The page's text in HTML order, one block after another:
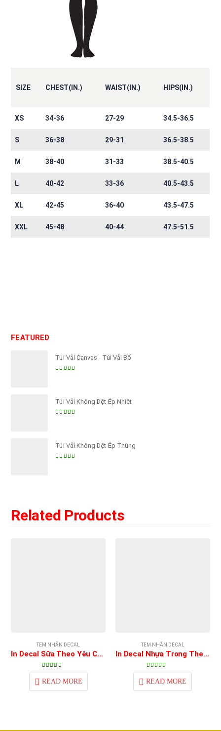
SIZE CHEST(IN.) WAIST(IN.) HIPS(IN.)
XS 34-36 27-29 34.5-36.5
S 36-38 29-31 36.5-38.5
M 38-40 31-33 38.5-40.5
L 40-42 33-36 40.5-43.5
XL 42-45 36-40 43.5-47.5
XXL 45-48 40-44 47.5-51.5
FEATURED
Túi Vải Canvas - Túi Vải Bố
Túi Vải Không Dệt Ép Nhiệt
Túi Vải Không Dệt Ép Thùng
Related Products
TEM NHÃN DECAL
In Decal Sữa Theo Yêu Cầu
3.00out of 5
READ MORE
TEM NHÃN DECAL
In Decal Nhựa Trong Theo Yêu Cầu
4.00out of 5
READ MORE